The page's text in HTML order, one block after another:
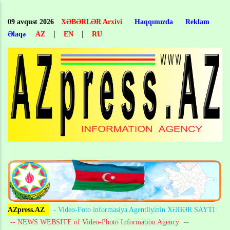
main
content
09 avqust 2026 XƏBƏRLƏR Arxivi Haqqımızda
Reklam
Əlaqə
AZ | EN | RU
AZpress.AZ
- Video-Foto informasiya Agentliyinin XƏBƏR SAYTI
-- NEWS WEBSITE of Video-Photo Information Agency --